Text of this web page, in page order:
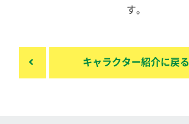
す。
キャラクター紹介に戻る